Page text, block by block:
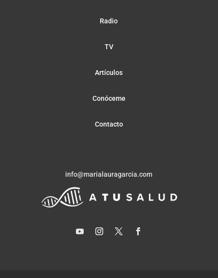
Radio
TV
Artículos
Conóceme
Contacto
info@marialauragarcia.com